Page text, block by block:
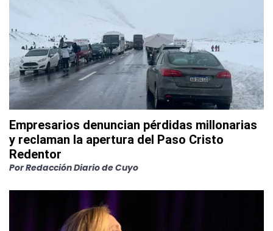
Empresarios denuncian pérdidas millonarias
y reclaman la apertura del Paso Cristo
Redentor
PorRedacción Diario de Cuyo